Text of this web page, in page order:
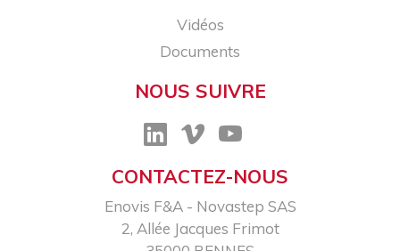
Vidéos
Documents
NOUS SUIVRE
CONTACTEZ-NOUS
Enovis F&A - Novastep SAS​
2, Allée Jacques Frimot​